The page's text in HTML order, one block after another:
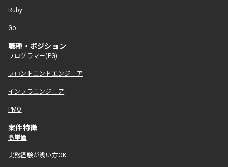
Ruby
Go
職種・ポジション
プログラマー(PG)
フロントエンドエンジニア
インフラエンジニア
PMO
案件特徴
高単価
実務経験が浅い方OK